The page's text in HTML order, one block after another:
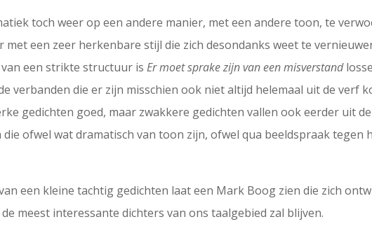
toch weer op een andere manier, met een andere toon, te
met een zeer herkenbare stijl die zich desondanks weet te
een strikte structuur isEr moet sprake zijn van een misverstand
verbanden die er zijn misschien ook niet altijd helemaal uit de verf
gedichten goed, maar zwakkere gedichten vallen ook eerder uit
ofwel wat dramatisch van toon zijn, ofwel qua beeldspraak tegen
een kleine tachtig gedichten laat een Mark Boog zien die zich
meest interessante dichters van ons taalgebied zal blijven.